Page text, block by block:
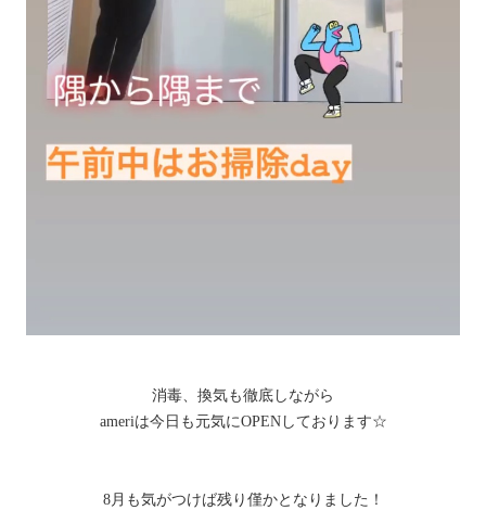
消毒、換気も徹底しながら
ameriは今日も元気にOPENしております☆
8月も気がつけば残り僅かとなりました！